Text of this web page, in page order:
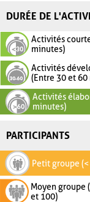
DURÉE DE
Activités
minutes)
Activités
(Entre 30 et
Activités
minutes)
PARTICIPANTS
Petit groupe (<
Moyen groupe
et 100)